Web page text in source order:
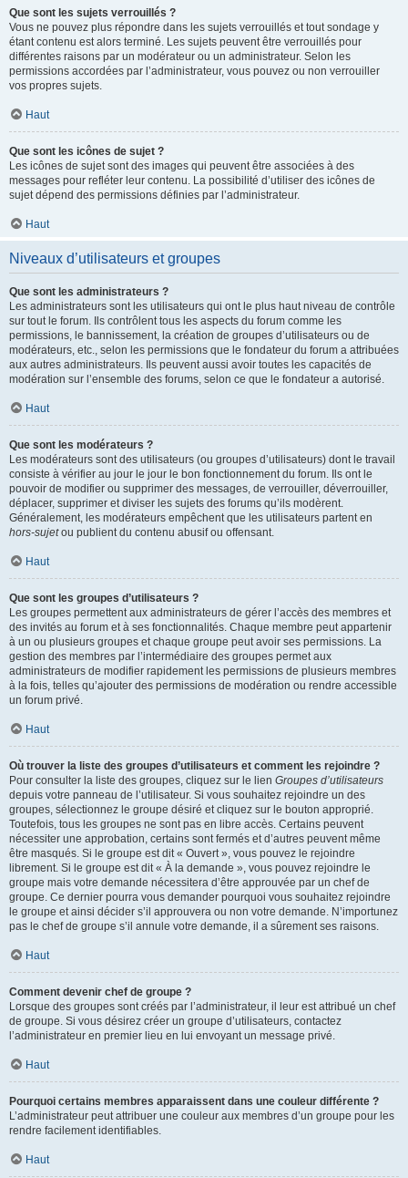
Que sont les sujets verrouillés ?
Vous ne pouvez plus répondre dans les sujets verrouillés et tout sondage y
étant contenu est alors terminé. Les sujets peuvent être verrouillés pour
différentes raisons par un modérateur ou un administrateur. Selon les
permissions accordées par l’administrateur, vous pouvez ou non verrouiller
vos propres sujets.
Haut
Que sont les icônes de sujet ?
Les icônes de sujet sont des images qui peuvent être associées à des
messages pour refléter leur contenu. La possibilité d’utiliser des icônes de
sujet dépend des permissions définies par l’administrateur.
Haut
Niveaux d’utilisateurs et groupes
Que sont les administrateurs ?
Les administrateurs sont les utilisateurs qui ont le plus haut niveau de contrôle
sur tout le forum. Ils contrôlent tous les aspects du forum comme les
permissions, le bannissement, la création de groupes d’utilisateurs ou de
modérateurs, etc., selon les permissions que le fondateur du forum a attribuées
aux autres administrateurs. Ils peuvent aussi avoir toutes les capacités de
modération sur l’ensemble des forums, selon ce que le fondateur a autorisé.
Haut
Que sont les modérateurs ?
Les modérateurs sont des utilisateurs (ou groupes d’utilisateurs) dont le travail
consiste à vérifier au jour le jour le bon fonctionnement du forum. Ils ont le
pouvoir de modifier ou supprimer des messages, de verrouiller, déverrouiller,
déplacer, supprimer et diviser les sujets des forums qu’ils modèrent.
Généralement, les modérateurs empêchent que les utilisateurs partent en
hors-sujetou publient du contenu abusif ou offensant.
Haut
Que sont les groupes d’utilisateurs ?
Les groupes permettent aux administrateurs de gérer l’accès des membres et
des invités au forum et à ses fonctionnalités. Chaque membre peut appartenir
à un ou plusieurs groupes et chaque groupe peut avoir ses permissions. La
gestion des membres par l’intermédiaire des groupes permet aux
administrateurs de modifier rapidement les permissions de plusieurs membres
à la fois, telles qu’ajouter des permissions de modération ou rendre accessible
un forum privé.
Haut
Où trouver la liste des groupes d’utilisateurs et comment les rejoindre ?
Pour consulter la liste des groupes, cliquez sur le lien Groupes d’utilisateurs
depuis votre panneau de l’utilisateur. Si vous souhaitez rejoindre un des
groupes, sélectionnez le groupe désiré et cliquez sur le bouton approprié.
Toutefois, tous les groupes ne sont pas en libre accès. Certains peuvent
nécessiter une approbation, certains sont fermés et d’autres peuvent même
être masqués. Si le groupe est dit « Ouvert », vous pouvez le rejoindre
librement. Si le groupe est dit « À la demande », vous pouvez rejoindre le
groupe mais votre demande nécessitera d’être approuvée par un chef de
groupe. Ce dernier pourra vous demander pourquoi vous souhaitez rejoindre
le groupe et ainsi décider s’il approuvera ou non votre demande. N’importunez
pas le chef de groupe s’il annule votre demande, il a sûrement ses raisons.
Haut
Comment devenir chef de groupe ?
Lorsque des groupes sont créés par l’administrateur, il leur est attribué un chef
de groupe. Si vous désirez créer un groupe d’utilisateurs, contactez
l’administrateur en premier lieu en lui envoyant un message privé.
Haut
Pourquoi certains membres apparaissent dans une couleur différente ?
L’administrateur peut attribuer une couleur aux membres d’un groupe pour les
rendre facilement identifiables.
Haut